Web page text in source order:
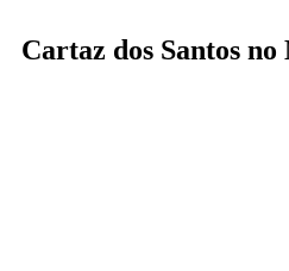
Cartaz dos Santos no